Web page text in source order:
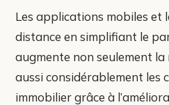
Les applications mobiles et
distance en simplifiant le
augmente non seulement
aussi considérablement les
immobilier grâce à